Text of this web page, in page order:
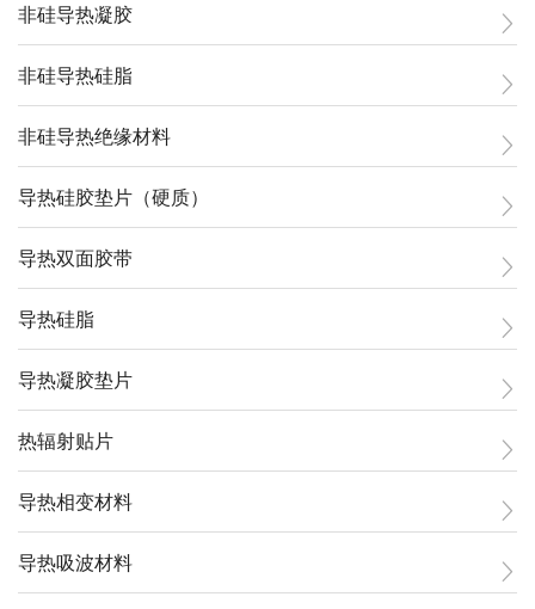
非硅导热凝胶
非硅导热硅脂
非硅导热绝缘材料
导热硅胶垫片（硬质）
导热双面胶带
导热硅脂
导热凝胶垫片
热辐射贴片
导热相变材料
导热吸波材料